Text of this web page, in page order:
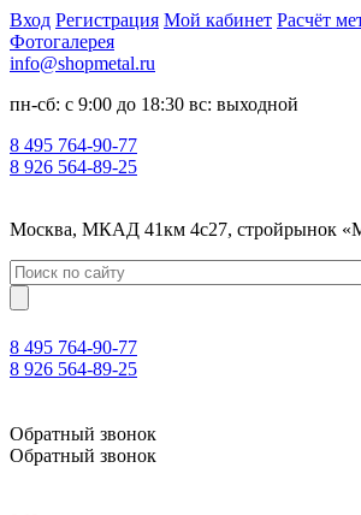
Вход Регистрация Мой кабинет Расчёт
Фотогалерея
info@shopmetal.ru
пн-сб: с 9:00 до 18:30 вс: выходной
8 495 764-90-77
8 926 564-89-25
Москва, МКАД 41км 4с27, стройрынок
8 495 764-90-77
8 926 564-89-25
Обратный звонок
Обратный звонок